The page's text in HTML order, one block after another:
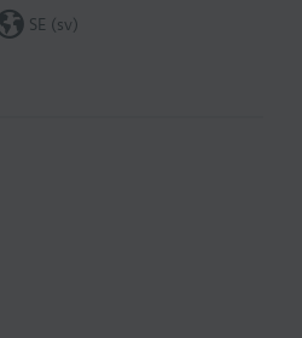
SE (sv)